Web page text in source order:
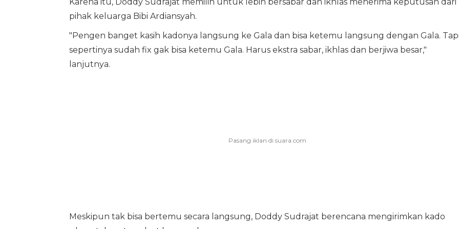
pihak keluarga Bibi Ardiansyah.
"Pengen banget kasih kadonya langsung ke Gala dan bisa ketemu langsung dengan Gala.
sepertinya sudah fix gak bisa ketemu Gala. Harus ekstra sabar, ikhlas dan berjiwa besar,"
lanjutnya.
Meskipun tak bisa bertemu secara langsung, Doddy Sudrajat berencana mengirimkan kado